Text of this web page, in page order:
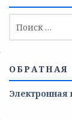
ОБРАТНАЯ
Электронная